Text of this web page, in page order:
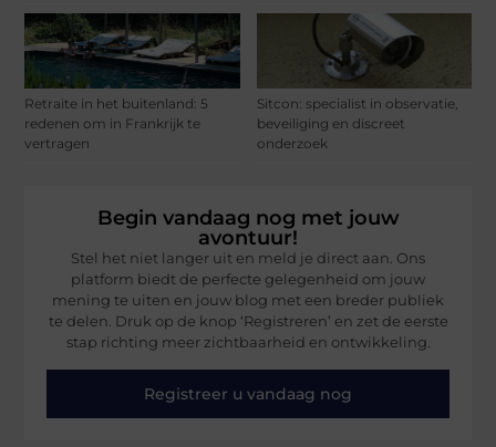
Retraite in het buitenland: 5
redenen om in Frankrijk te
vertragen
Sitcon: specialist in observatie,
beveiliging en discreet
onderzoek
Begin vandaag nog met jouw
avontuur!
Stel het niet langer uit en meld je direct aan. Ons
platform biedt de perfecte gelegenheid om jouw
mening te uiten en jouw blog met een breder publiek
te delen. Druk op de knop ‘Registreren’ en zet de eerste
stap richting meer zichtbaarheid en ontwikkeling.
Registreer u vandaag nog